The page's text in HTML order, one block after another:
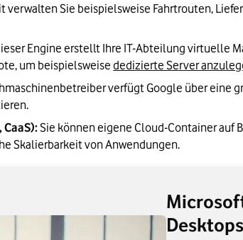
verwalten Sie beispielsweise Fahrtrouten,
Engine erstellt Ihre IT-Abteilung virtuelle
um beispielsweise dedizierte Server
verfügt Google über eine
Sie können eigene Cloud-Container auf
Skalierbarkeit von Anwendungen.
Desktops